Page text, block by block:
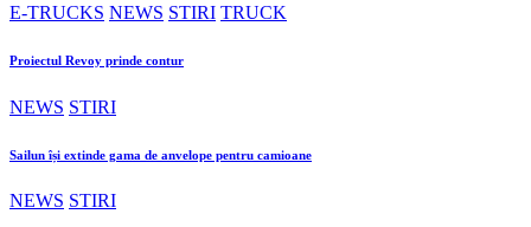
E-TRUCKS NEWS STIRI TRUCK
Proiectul Revoy prinde contur
NEWS STIRI
Sailun își extinde gama de anvelope pentru camioane
NEWS STIRI